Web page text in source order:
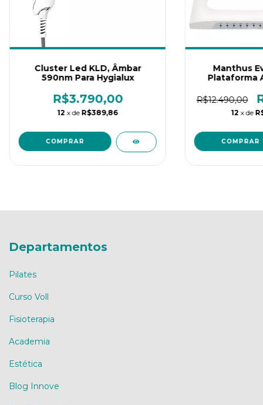
Cluster Led KLD, Âmbar
590nm Para Hygialux
R$3.790,00
12 x de R$389,86
Manthus
Plataforma
R$12.490,00
12 x de
Departamentos
Pilates
Curso Voll
Fisioterapia
Academia
Estética
Blog Innove
INICIAR CONVERSA